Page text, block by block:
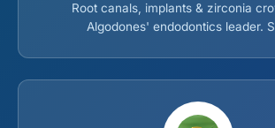
Root canals, implants & zirconia
Algodones' endodontics leader.